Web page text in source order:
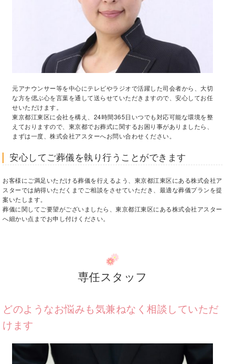
元アナウンサー等を中心にテレビやラジオで活躍した司会者から、大切
な方を偲ぶ心を言葉を通して送らせていただきますので、安心してお任
せいただけます。
東京都江東区に会社を構え、24時間365日いつでも対応可能な環境を整
えておりますので、東京都でお葬式に関するお困り事がありましたら、
まずは一度、株式会社アスターへお問い合わせください。
安心してご葬儀を執り行うことができます
お客様にご満足いただける葬儀を行えるよう、東京都江東区にある株式会社ア
スターでは納得いただくまでご相談をさせていただき、最適な葬儀プランを提
案いたします。
葬儀に関してご要望がございましたら、東京都江東区にある株式会社アスター
へ細かい点までお申し付けください。
専任スタッフ
どのようなお悩みも気兼ねなく相談していただ
けます